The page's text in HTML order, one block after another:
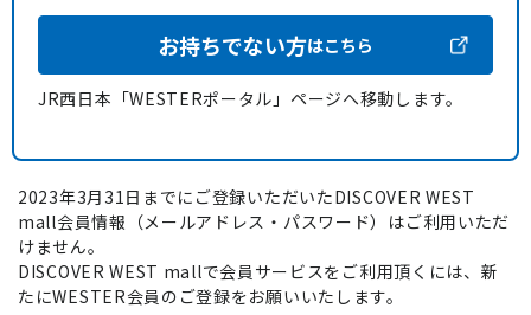
お持ちでない方はこちら
JR西日本「WESTERポータル」ページへ移動します。
2023年3月31日までにご登録いただいたDISCOVER WEST
mall会員情報（メールアドレス・パスワード）はご利用いただ
けません。
DISCOVER WEST mallで会員サービスをご利用頂くには、新
たにWESTER会員のご登録をお願いいたします。